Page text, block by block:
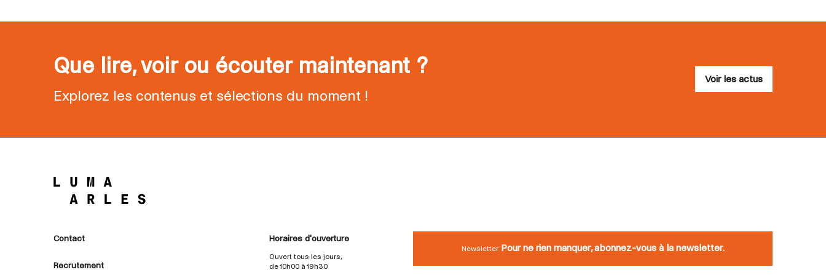
Que lire, voir ou écouter maintenant ?
Explorez les contenus et sélections du moment !
Voir les actus
Contact
Recrutement
Horaires d'ouverture
Ouvert tous les jours,
de 10h00 à 19h30
Newsletter Pour ne rien manquer, abonnez-vous à la newsletter.